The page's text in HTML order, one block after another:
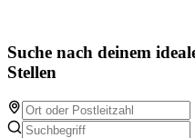
Suche nach deinem
Stellen